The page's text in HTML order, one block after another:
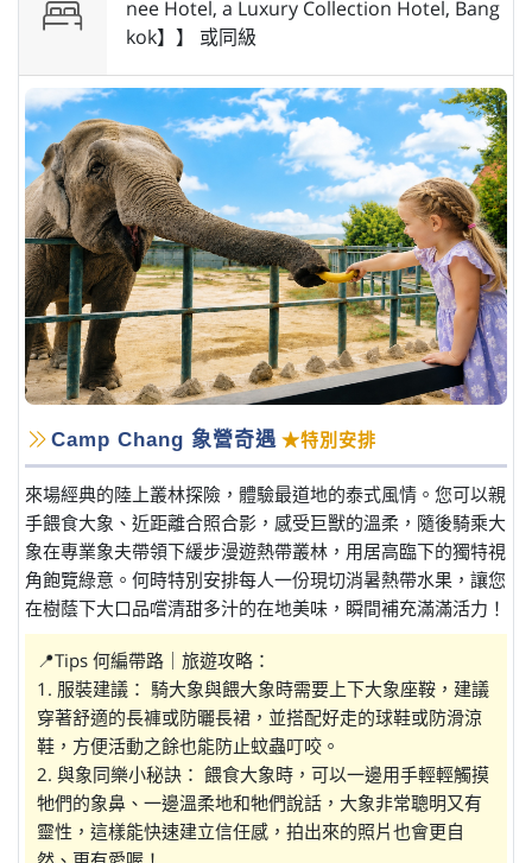
nee Hotel, a Luxury Collection Hotel, Bang
kok】】 或同級
Camp Chang 象營奇遇 ★特別安排
來場經典的陸上叢林探險，體驗最道地的泰式風情。您可以親
手餵食大象、近距離合照合影，感受巨獸的溫柔，隨後騎乘大
象在專業象夫帶領下緩步漫遊熱帶叢林，用居高臨下的獨特視
角飽覽綠意。何時特別安排每人一份現切消暑熱帶水果，讓您
在樹蔭下大口品嚐清甜多汁的在地美味，瞬間補充滿滿活力！
📍Tips 何編帶路｜旅遊攻略：
1. 服裝建議： 騎大象與餵大象時需要上下大象座鞍，建議
穿著舒適的長褲或防曬長裙，並搭配好走的球鞋或防滑涼
鞋，方便活動之餘也能防止蚊蟲叮咬。
2. 與象同樂小秘訣： 餵食大象時，可以一邊用手輕輕觸摸
牠們的象鼻、一邊溫柔地和牠們說話，大象非常聰明又有
靈性，這樣能快速建立信任感，拍出來的照片也會更自